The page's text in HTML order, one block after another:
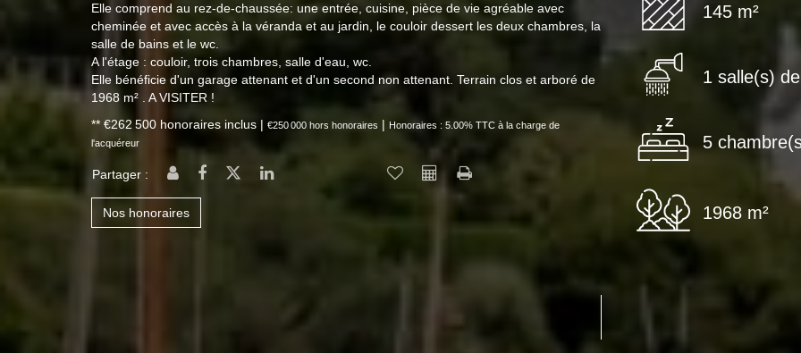
Elle comprend au rez-de-chaussée: une entrée, cuisine, pièce de vie agréable avec
cheminée et avec accès à la véranda et au jardin, le couloir dessert les deux chambres, la
salle de bains et le wc.
A l'étage : couloir, trois chambres, salle d'eau, wc.
Elle bénéficie d'un garage attenant et d'un second non attenant. Terrain clos et arboré de
1968 m² . A VISITER !
** €262 500 honoraires inclus | €250 000 hors honoraires | Honoraires : 5.00% TTC à la charge de
l'acquéreur
Partager :
Nos honoraires
145 m²
1 salle(s)
5
1968 m²